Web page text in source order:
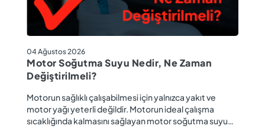
04 Ağustos 2026
Motor Soğutma Suyu Nedir, Ne Zaman
Değiştirilmeli?
Motorun sağlıklı çalışabilmesi için yalnızca yakıt ve
motor yağı yeterli değildir. Motorun ideal çalışma
sıcaklığında kalmasını sağlayan motor soğutma suyu